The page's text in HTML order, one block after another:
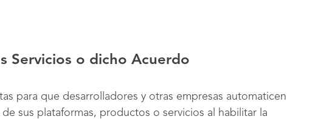
Servicios o dicho Acuerdo
para que desarrolladores y otras empresas automaticen
sus plataformas, productos o servicios al habilitar la